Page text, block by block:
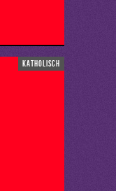
katholisch